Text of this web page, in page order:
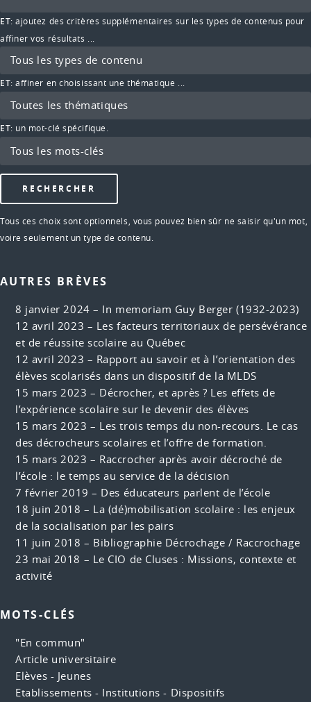
ET: ajoutez des critères supplémentaires sur les types de contenus pour
affiner vos résultats ...
ET: affiner en choisissant une thématique ...
ET: un mot-clé spécifique.
Tous ces choix sont optionnels, vous pouvez bien sûr ne saisir qu'un mot,
voire seulement un type de contenu.
AUTRES BRÈVES
8 janvier 2024 – In memoriam Guy Berger (1932-2023)
12 avril 2023 – Les facteurs territoriaux de persévérance
et de réussite scolaire au Québec
12 avril 2023 – Rapport au savoir et à l’orientation des
élèves scolarisés dans un dispositif de la MLDS
15 mars 2023 – Décrocher, et après ? Les effets de
l’expérience scolaire sur le devenir des élèves
15 mars 2023 – Les trois temps du non-recours. Le cas
des décrocheurs scolaires et l’offre de formation.
15 mars 2023 – Raccrocher après avoir décroché de
l’école : le temps au service de la décision
7 février 2019 – Des éducateurs parlent de l’école
18 juin 2018 – La (dé)mobilisation scolaire : les enjeux
de la socialisation par les pairs
11 juin 2018 – Bibliographie Décrochage / Raccrochage
23 mai 2018 – Le CIO de Cluses : Missions, contexte et
activité
MOTS-CLÉS
"En commun"
Article universitaire
Elèves - Jeunes
Etablissements - Institutions - Dispositifs